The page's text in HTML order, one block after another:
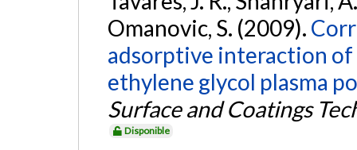
Omanovic, S. (2009).
adsorptive interaction of
ethylene glycol plasma
Surface and Coatings
Disponible